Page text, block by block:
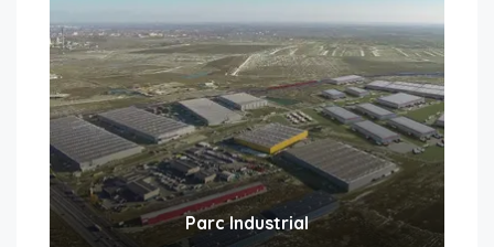
Parc Industrial